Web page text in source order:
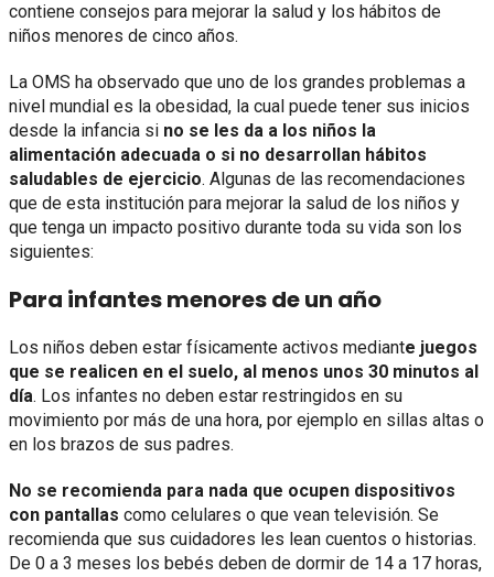
contiene consejos para mejorar la salud y los hábitos de
niños menores de cinco años.
La OMS ha observado que uno de los grandes problemas a
nivel mundial es la obesidad, la cual puede tener sus inicios
desde la infancia si no se les da a los niños la
alimentación adecuada o si no desarrollan hábitos
saludables de ejercicio. Algunas de las recomendaciones
que de esta institución para mejorar la salud de los niños y
que tenga un impacto positivo durante toda su vida son los
siguientes:
Para infantes menores de un año
Los niños deben estar físicamente activos mediante juegos
que se realicen en el suelo, al menos unos 30 minutos al
día. Los infantes no deben estar restringidos en su
movimiento por más de una hora, por ejemplo en sillas altas o
en los brazos de sus padres.
No se recomienda para nada que ocupen dispositivos
con pantallas como celulares o que vean televisión. Se
recomienda que sus cuidadores les lean cuentos o historias.
De 0 a 3 meses los bebés deben de dormir de 14 a 17 horas,